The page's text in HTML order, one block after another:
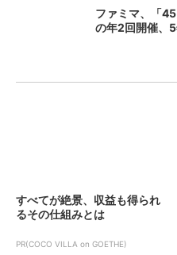
ファミマ、「
の年2回開催、
すべてが絶景、収益も得られ
るその仕組みとは
PR(COCO VILLA on GOETHE)